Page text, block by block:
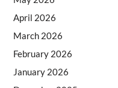
April 2026
March 2026
February 2026
January 2026